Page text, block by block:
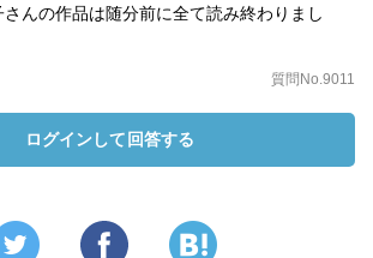
んの作品は随分前に全て読み終わりまし
質問No.9011
ログインして回答する